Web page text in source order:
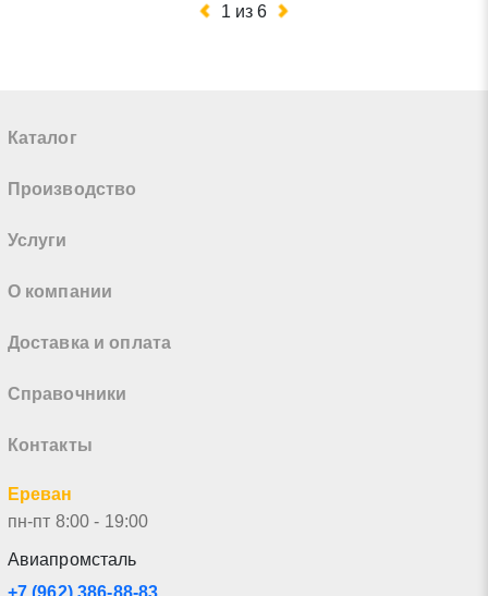
1 из6
Каталог
Производство
Услуги
О компании
Доставка и оплата
Справочники
Контакты
Ереван
пн-пт 8:00 - 19:00
Авиапромсталь
+7 (962) 386-88-83